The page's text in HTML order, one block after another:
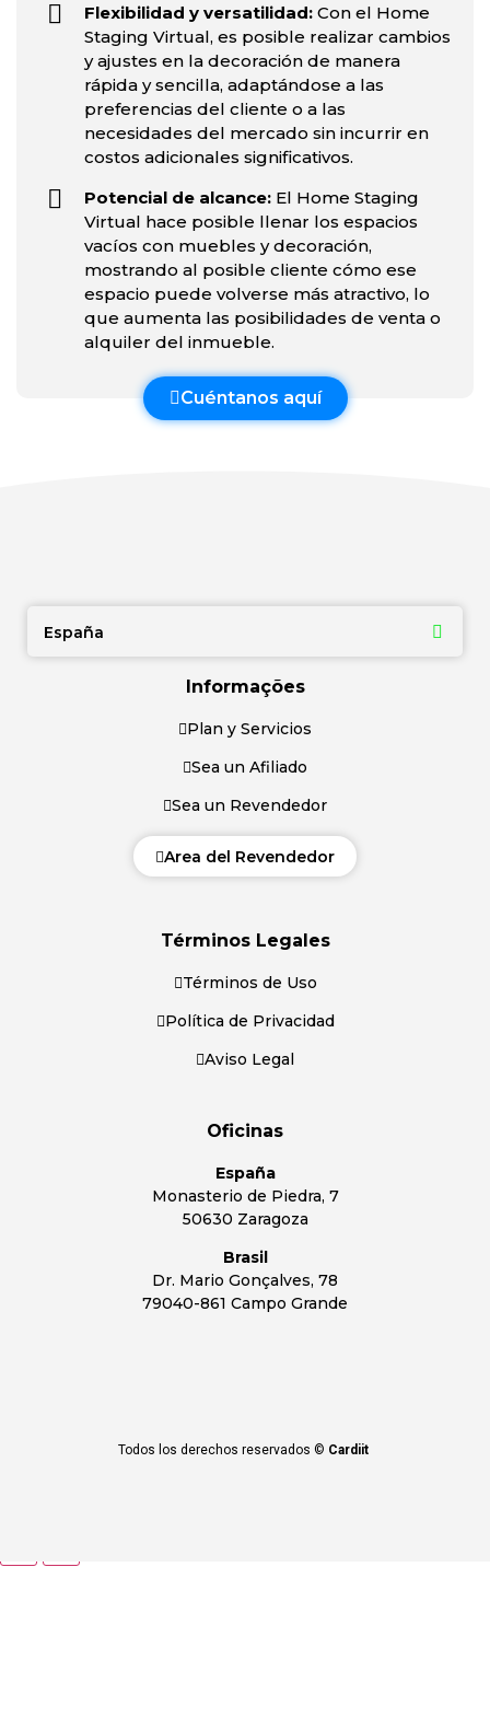
Flexibilidad y versatilidad: Con el Home
Staging Virtual, es posible realizar cambios
y ajustes en la decoración de manera
rápida y sencilla, adaptándose a las
preferencias del cliente o a las
necesidades del mercado sin incurrir en
costos adicionales significativos.
Potencial de alcance: El Home Staging
Virtual hace posible llenar los espacios
vacíos con muebles y decoración,
mostrando al posible cliente cómo ese
espacio puede volverse más atractivo, lo
que aumenta las posibilidades de venta o
alquiler del inmueble.
Cuéntanos aquí
España
Informações
Plan y Servicios
Sea un Afiliado
Sea un Revendedor
Area del Revendedor
Términos Legales
Términos de Uso
Política de Privacidad
Aviso Legal
Oficinas
España
Monasterio de Piedra, 7
50630 Zaragoza
Brasil
Dr. Mario Gonçalves, 78
79040-861 Campo Grande
Todos los derechos reservados © Cardiit